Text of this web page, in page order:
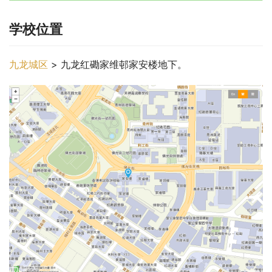
学校位置
九龙城区 > 九龙红磡家维邨家安楼地下。